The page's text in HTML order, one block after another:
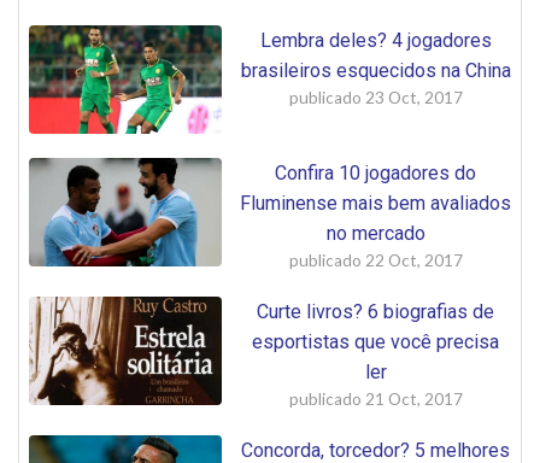
Lembra deles? 4 jogadores
brasileiros esquecidos na China
publicado 23 Oct, 2017
Confira 10 jogadores do
Fluminense mais bem avaliados
no mercado
publicado 22 Oct, 2017
Curte livros? 6 biografias de
esportistas que você precisa
ler
publicado 21 Oct, 2017
Concorda, torcedor? 5 melhores